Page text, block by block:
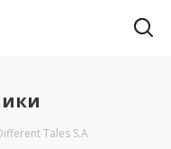
Tales S.A